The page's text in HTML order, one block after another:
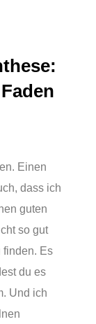
Einen
dass ich
guten
so gut
finden. Es
du es
Und ich